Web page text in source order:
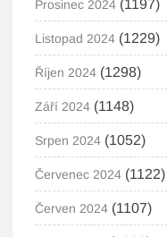
Prosinec 2024 (1197)
Listopad 2024 (1229)
Říjen 2024 (1298)
Září 2024 (1148)
Srpen 2024 (1052)
Červenec 2024 (1122)
Červen 2024 (1107)